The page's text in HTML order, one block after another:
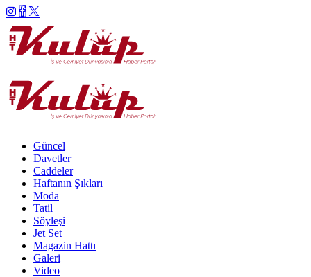
Güncel
Davetler
Caddeler
Haftanın Şıkları
Moda
Tatil
Söyleşi
Jet Set
Magazin Hattı
Galeri
Video